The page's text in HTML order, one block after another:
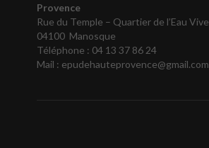
Provence
Rue du Temple – Quartier de l’Eau Vive
04100 Manosque
Téléphone : 04 13 37 86 24
Mail : epudehauteprovence@gmail.com